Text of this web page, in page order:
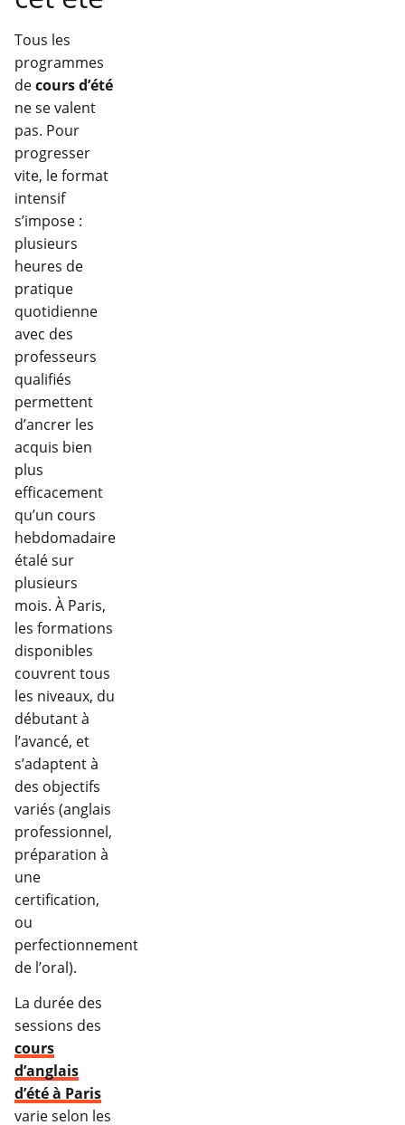
Tous les
programmes
decours d’été
ne se valent
pas. Pour
progresser
vite, le format
intensif
s’impose :
plusieurs
heures de
pratique
quotidienne
avec des
professeurs
qualifiés
permettent
d’ancrer les
acquis bien
plus
efficacement
qu’un cours
hebdomadaire
étalé sur
plusieurs
mois. À Paris,
les formations
disponibles
couvrent tous
les niveaux, du
débutant à
l’avancé, et
s’adaptent à
des objectifs
variés (anglais
professionnel,
préparation à
une
certification,
ou
perfectionnement
de l’oral).
La durée des
sessions des
cours
d’anglais
d’été à Paris
varie selon les